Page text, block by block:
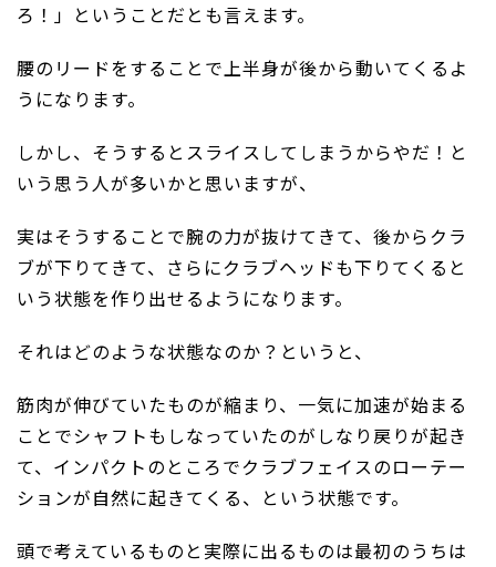
ろ！」ということだとも言えます。
腰のリードをすることで上半身が後から動いてくるよ
うになります。
しかし、そうするとスライスしてしまうからやだ！と
いう思う人が多いかと思いますが、
実はそうすることで腕の力が抜けてきて、後からクラ
ブが下りてきて、さらにクラブヘッドも下りてくると
いう状態を作り出せるようになります。
それはどのような状態なのか？というと、
筋肉が伸びていたものが縮まり、一気に加速が始まる
ことでシャフトもしなっていたのがしなり戻りが起き
て、インパクトのところでクラブフェイスのローテー
ションが自然に起きてくる、という状態です。
頭で考えているものと実際に出るものは最初のうちは